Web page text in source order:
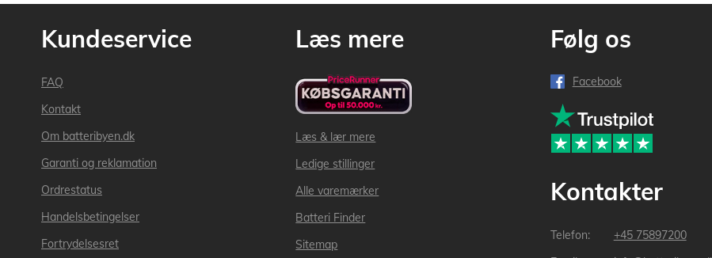
Kundeservice
FAQ
Kontakt
Om batteribyen.dk
Garanti og reklamation
Ordrestatus
Handelsbetingelser
Fortrydelsesret
Læs mere
Læs & lær mere
Ledige stillinger
Alle varemærker
Batteri Finder
Sitemap
Følg os
Facebook
Kontakter
+45 75897200